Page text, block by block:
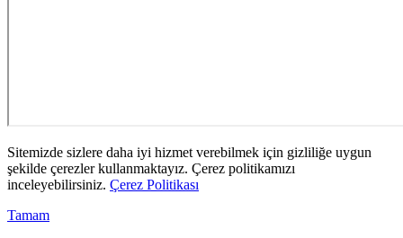
Sitemizde sizlere daha iyi hizmet verebilmek için gizliliğe uygun
şekilde çerezler kullanmaktayız. Çerez politikamızı
inceleyebilirsiniz. Çerez Politikası
Tamam